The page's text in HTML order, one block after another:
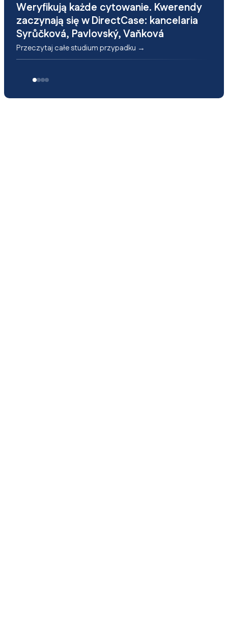
Weryfikują każde cytowanie. Kwerendy
zaczynają się w DirectCase: kancelaria
Syrůčková, Pavlovský, Vaňková
Przeczytaj całe studium przypadku →